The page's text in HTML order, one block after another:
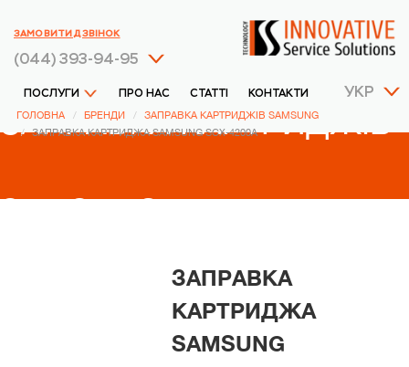
УКР
ПОСЛУГИ ПРО НАС СТАТТІ КОНТАКТИ
(044) 393-94-95
ЗАМОВИТИ ДЗВІНОК
ГОЛОВНА БРЕНДИ
ЗАПРАВКА КАРТРИДЖІВ SAMSUNG
ЗАПРАВКА КАРТРИДЖА SAMSUNG SCX-4200A
ЗАПРАВКА КАРТРИДЖІВ
SAMSUNG
ЗАПРАВКА
КАРТРИДЖА
SAMSUNG